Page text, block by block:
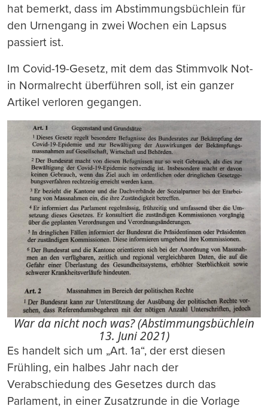
hat bemerkt, dass im Abstimmungsbüchlein für
den Urnengang in zwei Wochen ein Lapsus
passiert ist.
Im Covid-19-Gesetz, mit dem das Stimmvolk Not-
in Normalrecht überführen soll, ist ein ganzer
Artikel verloren gegangen.
War da nicht noch was? (Abstimmungsbüchlein
13. Juni 2021)
Es handelt sich um „Art. 1a“, der erst diesen
Frühling, ein halbes Jahr nach der
Verabschiedung des Gesetzes durch das
Parlament, in einer Zusatzrunde in die Vorlage